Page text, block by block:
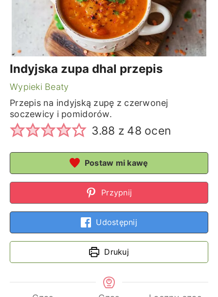
Indyjska zupa dhal przepis
Wypieki Beaty
Przepis na indyjską zupę z czerwonej
soczewicy i pomidorów.
3.88 z 48 ocen
Postaw mi kawę
Przypnij
Udostępnij
Drukuj